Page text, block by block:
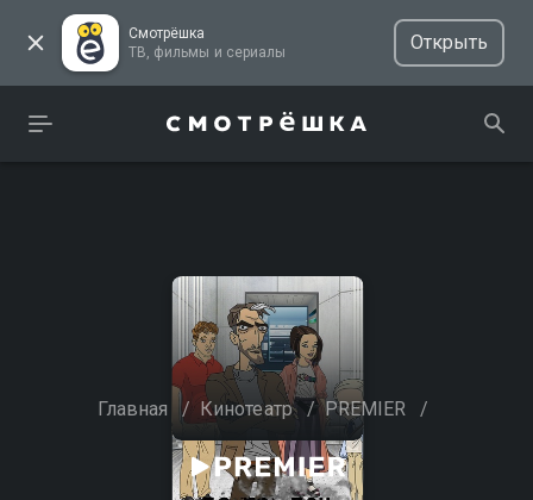
Смотрёшка
ТВ, фильмы и сериалы
Открыть
Главная / Кинотеатр / PREMIER /